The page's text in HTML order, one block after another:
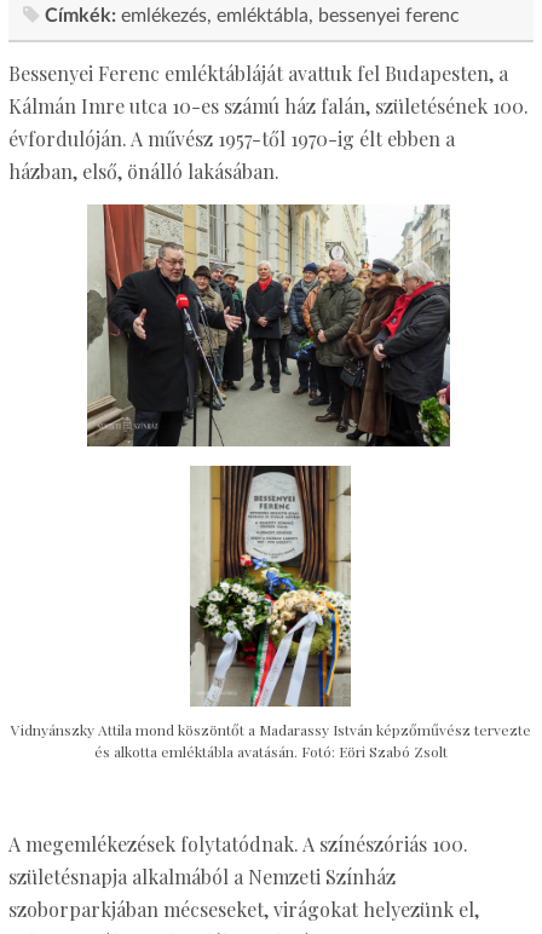
Címkék: emlékezés emléktábla bessenyei ferenc
Bessenyei Ferenc emléktábláját avattuk fel Budapesten, a
Kálmán Imre utca 10-es számú ház falán, születésének 100.
évfordulóján. A művész 1957-től 1970-ig élt ebben a
házban, első, önálló lakásában.
Vidnyánszky Attila mond köszöntőt a Madarassy István képzőművész tervezte
és alkotta emléktábla avatásán. Fotó: Eöri Szabó Zsolt
A megemlékezések folytatódnak. A színészóriás 100.
születésnapja alkalmából a Nemzeti Színház
szoborparkjában mécseseket, virágokat helyezünk el,